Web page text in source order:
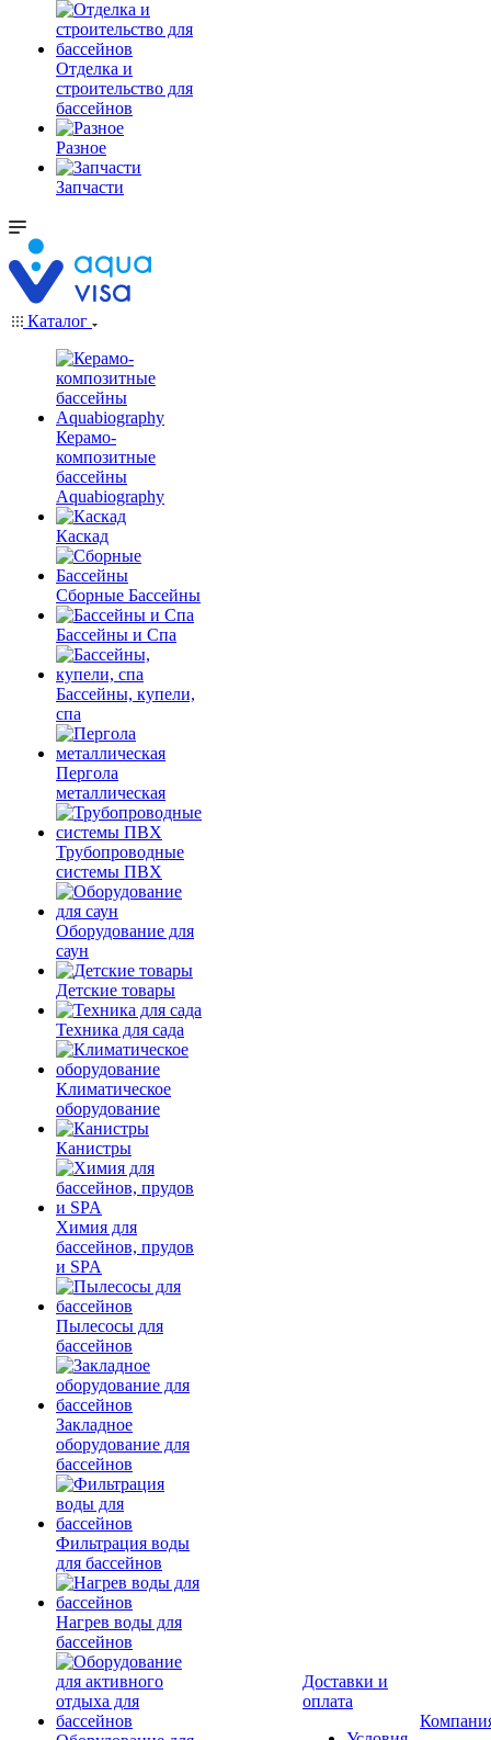
Отделка и
строительство для
бассейнов
Разное
Запчасти
Каталог
Керамо-
композитные
бассейны
Aquabiography
Каскад
Сборные Бассейны
Бассейны и Спа
Бассейны, купели,
спа
Пергола
металлическая
Трубопроводные
системы ПВХ
Оборудование для
саун
Детские товары
Техника для сада
Климатическое
оборудование
Канистры
Химия для
бассейнов, прудов
и SPA
Пылесосы для
бассейнов
Закладное
оборудование для
бассейнов
Фильтрация воды
для бассейнов
Нагрев воды для
бассейнов
Доставки и
оплата